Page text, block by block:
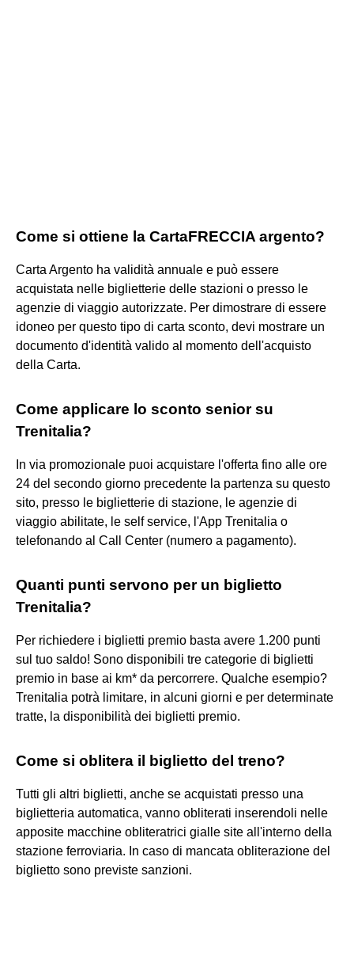
Come si ottiene la CartaFRECCIA argento?
Carta Argento ha validità annuale e può essere
acquistata nelle biglietterie delle stazioni o presso le
agenzie di viaggio autorizzate. Per dimostrare di essere
idoneo per questo tipo di carta sconto, devi mostrare un
documento d'identità valido al momento dell'acquisto
della Carta.
Come applicare lo sconto senior su
Trenitalia?
In via promozionale puoi acquistare l'offerta fino alle ore
24 del secondo giorno precedente la partenza su questo
sito, presso le biglietterie di stazione, le agenzie di
viaggio abilitate, le self service, l'App Trenitalia o
telefonando al Call Center (numero a pagamento).
Quanti punti servono per un biglietto
Trenitalia?
Per richiedere i biglietti premio basta avere 1.200 punti
sul tuo saldo! Sono disponibili tre categorie di biglietti
premio in base ai km* da percorrere. Qualche esempio?
Trenitalia potrà limitare, in alcuni giorni e per determinate
tratte, la disponibilità dei biglietti premio.
Come si oblitera il biglietto del treno?
Tutti gli altri biglietti, anche se acquistati presso una
biglietteria automatica, vanno obliterati inserendoli nelle
apposite macchine obliteratrici gialle site all'interno della
stazione ferroviaria. In caso di mancata obliterazione del
biglietto sono previste sanzioni.